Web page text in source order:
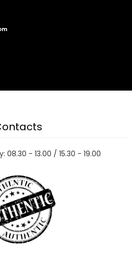
08.30 - 13.00 / 15.30 - 19.00